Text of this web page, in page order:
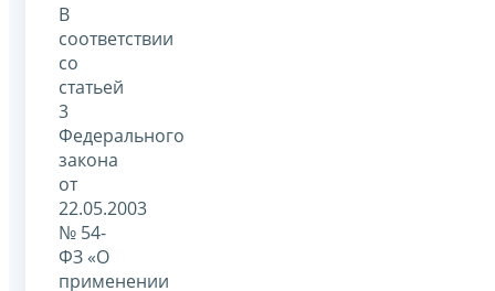
В
соответствии
со
статьей
3
Федерального
закона
от
22.05.2003
№ 54-
ФЗ «О
применении